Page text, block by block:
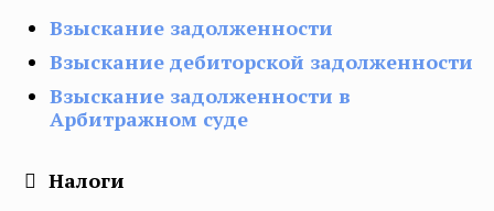
Взыскание задолженности
Взыскание дебиторской задолженности
Взыскание задолженности в
Арбитражном суде
Налоги